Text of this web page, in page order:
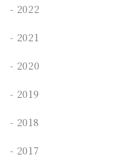
2022
2021
2020
2019
2018
2017